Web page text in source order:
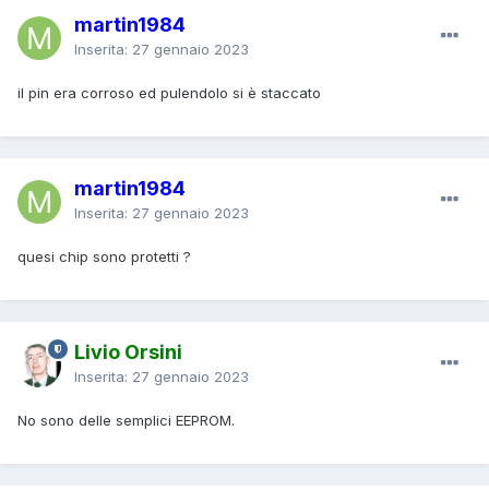
martin1984
Inserita: 27 gennaio 2023
il pin era corroso ed pulendolo si è staccato
martin1984
Inserita: 27 gennaio 2023
quesi chip sono protetti ?
Livio Orsini
Inserita: 27 gennaio 2023
No sono delle semplici EEPROM.